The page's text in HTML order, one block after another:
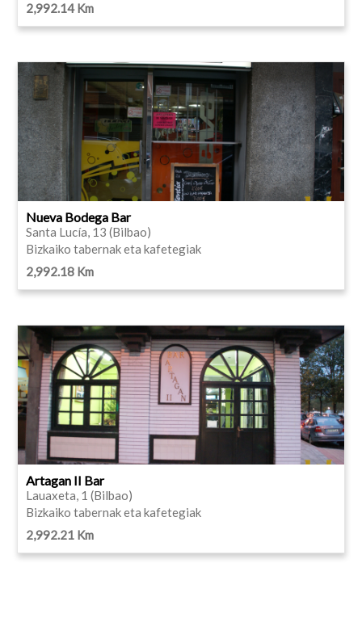
2,992.14 Km
Nueva Bodega Bar
Santa Lucía, 13 (Bilbao)
Bizkaiko tabernak eta kafetegiak
2,992.18 Km
Artagan II Bar
Lauaxeta, 1 (Bilbao)
Bizkaiko tabernak eta kafetegiak
2,992.21 Km